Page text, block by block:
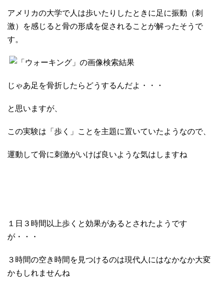
アメリカの大学で人は歩いたりしたときに足に振動（刺
激）を感じると骨の形成を促されることが解ったそうで
す。
じゃあ足を骨折したらどうするんだよ・・・
と思いますが、
この実験は「歩く」ことを主題に置いていたようなので、
運動して骨に刺激がいけば良いような気はしますね
１日３時間以上歩くと効果があるとされたようです
が・・・
３時間の空き時間を見つけるのは現代人にはなかなか大変
かもしれませんね